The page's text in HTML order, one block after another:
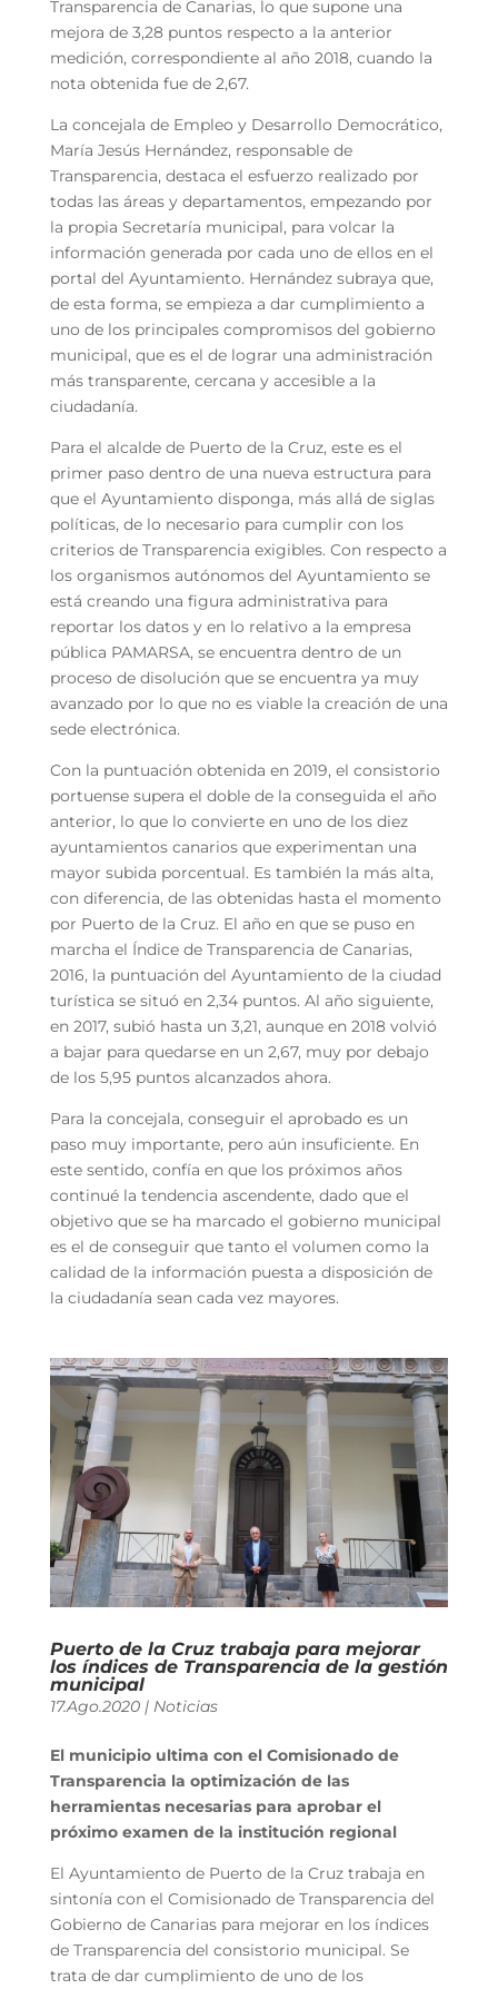
Transparencia de Canarias, lo que supone una
mejora de 3,28 puntos respecto a la anterior
medición, correspondiente al año 2018, cuando la
nota obtenida fue de 2,67.
La concejala de Empleo y Desarrollo Democrático,
María Jesús Hernández, responsable de
Transparencia, destaca el esfuerzo realizado por
todas las áreas y departamentos, empezando por
la propia Secretaría municipal, para volcar la
información generada por cada uno de ellos en el
portal del Ayuntamiento. Hernández subraya que,
de esta forma, se empieza a dar cumplimiento a
uno de los principales compromisos del gobierno
municipal, que es el de lograr una administración
más transparente, cercana y accesible a la
ciudadanía.
Para el alcalde de Puerto de la Cruz, este es el
primer paso dentro de una nueva estructura para
que el Ayuntamiento disponga, más allá de siglas
políticas, de lo necesario para cumplir con los
criterios de Transparencia exigibles. Con respecto a
los organismos autónomos del Ayuntamiento se
está creando una figura administrativa para
reportar los datos y en lo relativo a la empresa
pública PAMARSA, se encuentra dentro de un
proceso de disolución que se encuentra ya muy
avanzado por lo que no es viable la creación de una
sede electrónica.
Con la puntuación obtenida en 2019, el consistorio
portuense supera el doble de la conseguida el año
anterior, lo que lo convierte en uno de los diez
ayuntamientos canarios que experimentan una
mayor subida porcentual. Es también la más alta,
con diferencia, de las obtenidas hasta el momento
por Puerto de la Cruz. El año en que se puso en
marcha el Índice de Transparencia de Canarias,
2016, la puntuación del Ayuntamiento de la ciudad
turística se situó en 2,34 puntos. Al año siguiente,
en 2017, subió hasta un 3,21, aunque en 2018 volvió
a bajar para quedarse en un 2,67, muy por debajo
de los 5,95 puntos alcanzados ahora.
Para la concejala, conseguir el aprobado es un
paso muy importante, pero aún insuficiente. En
este sentido, confía en que los próximos años
continué la tendencia ascendente, dado que el
objetivo que se ha marcado el gobierno municipal
es el de conseguir que tanto el volumen como la
calidad de la información puesta a disposición de
la ciudadanía sean cada vez mayores.
Puerto de la Cruz trabaja para mejorar
los índices de Transparencia de la gestión
municipal
17.Ago.2020| Noticias
El municipio ultima con el Comisionado de
Transparencia la optimización de las
herramientas necesarias para aprobar el
próximo examen de la institución regional
El Ayuntamiento de Puerto de la Cruz trabaja en
sintonía con el Comisionado de Transparencia del
Gobierno de Canarias para mejorar en los índices
de Transparencia del consistorio municipal. Se
trata de dar cumplimiento de uno de los